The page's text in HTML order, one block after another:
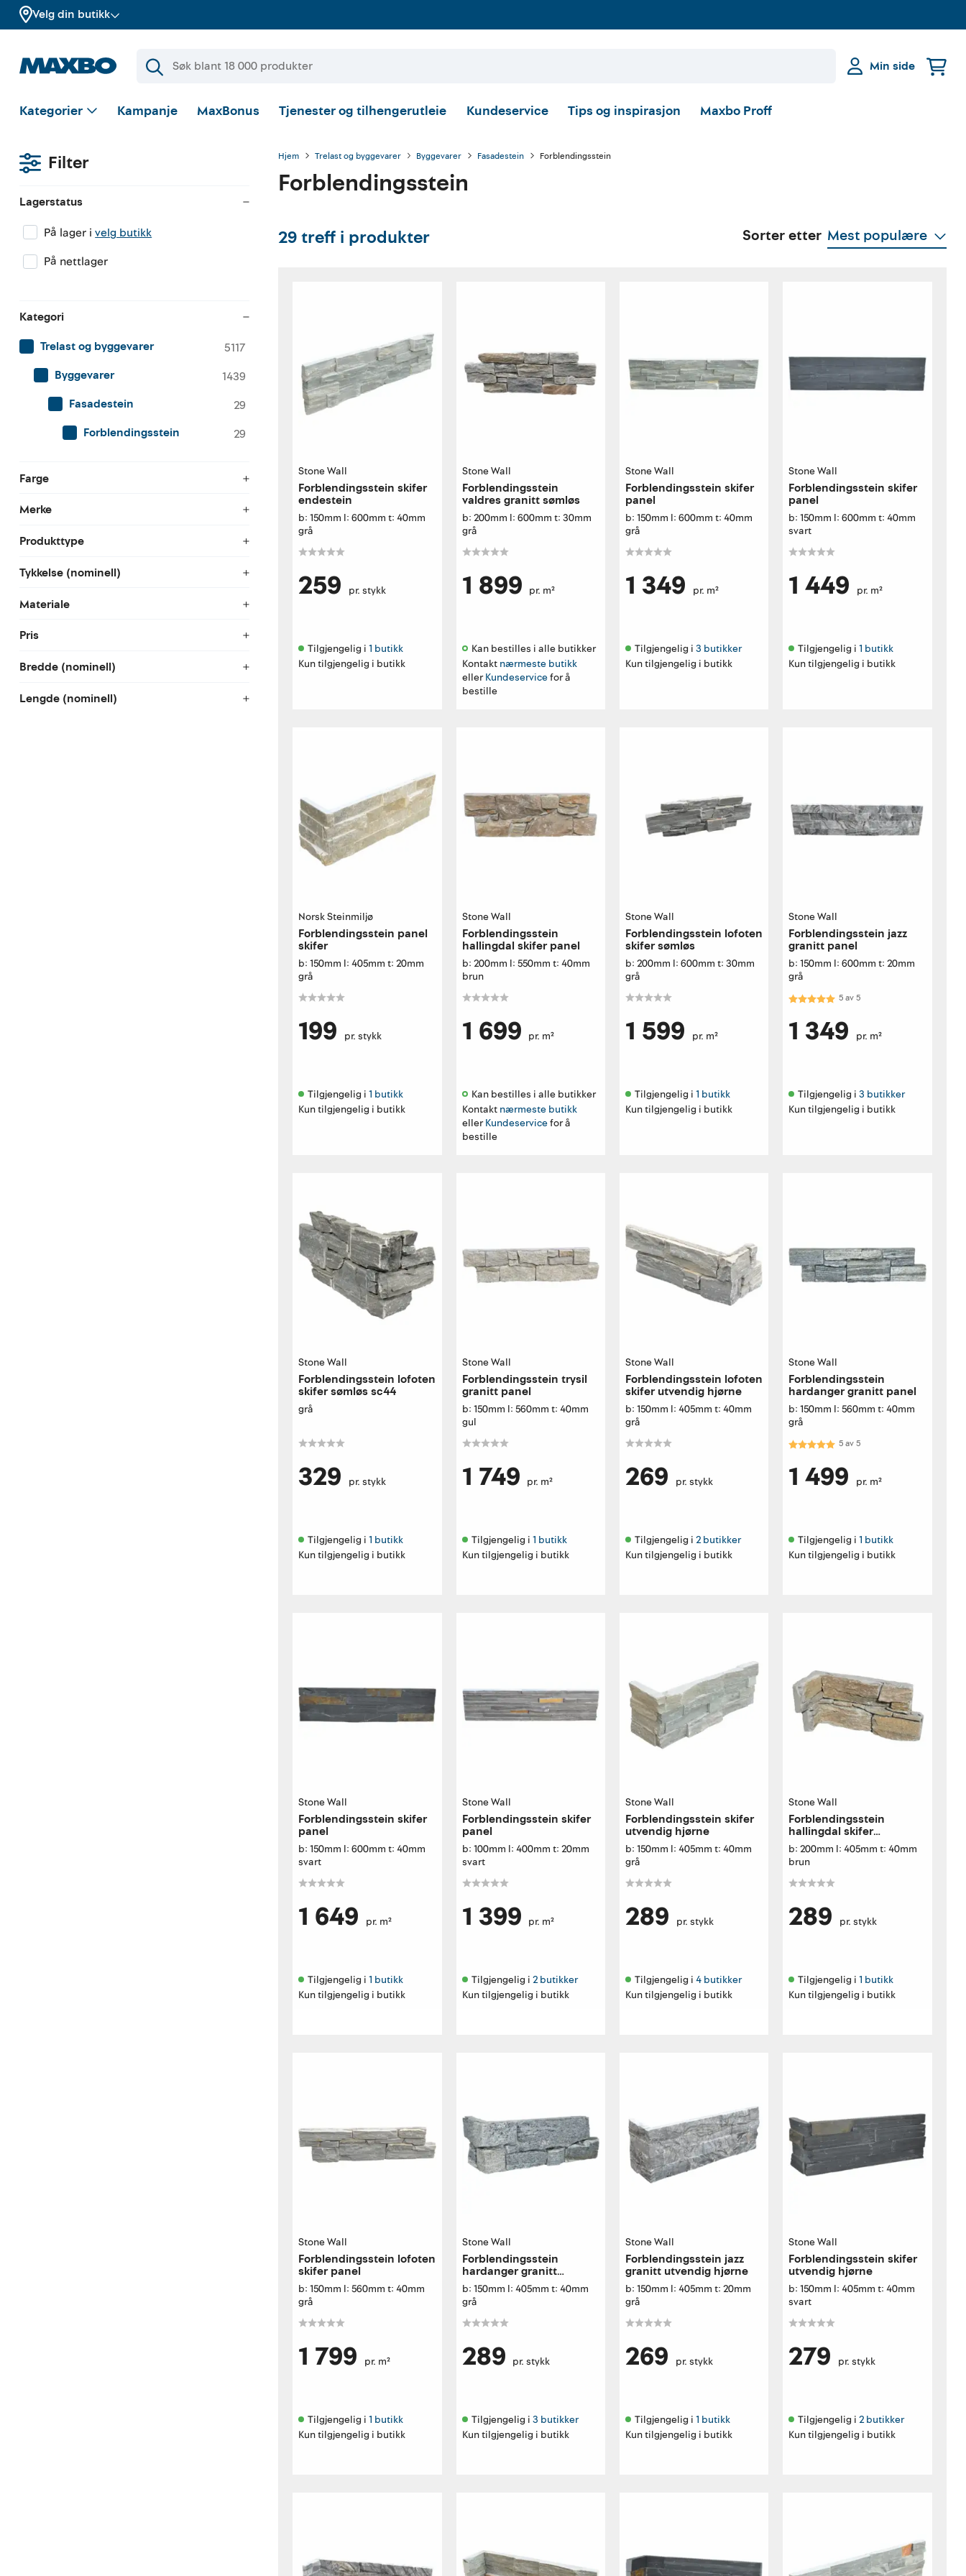
Velg din butikk
Min side
Kategorier Kampanje MaxBonus Tjenester og tilhengerutleie Kundeservice Tips og inspirasjon Maxbo Proff
Filter
Lagerstatus
På lager ivelg butikk
På nettlager
Kategori
Trelast og byggevarer
5117
Byggevarer
1439
Fasadestein
29
Forblendingsstein
29
Farge
Merke
Produkttype
Tykkelse (nominell)
Materiale
Pris
Bredde (nominell)
Lengde (nominell)
Hjem Trelast og byggevarer Byggevarer Fasadestein Forblendingsstein
Forblendingsstein
29treff i produkter Sorter etter Mest populære
Stone Wall
Forblendingsstein skifer
endestein
b: 150mm l: 600mm t: 40mm
grå
259 pr. stykk
Tilgjengelig i 1 butikk
Kun tilgjengelig i butikk
Stone Wall
Forblendingsstein
valdres granitt sømløs
b: 200mm l: 600mm t: 30mm
grå
1 899 pr. m²
Kan bestilles i alle butikker
Kontakt nærmeste butikk
ellerKundeservicefor å
bestille
Stone Wall
Forblendingsstein skifer
panel
b: 150mm l: 600mm t: 40mm
grå
1 349 pr. m²
Tilgjengelig i 3 butikker
Kun tilgjengelig i butikk
Stone Wall
Forblendingsstein skifer
panel
b: 150mm l: 600mm t: 40mm
svart
1 449 pr. m²
Tilgjengelig i 1 butikk
Kun tilgjengelig i butikk
Norsk Steinmiljø
Forblendingsstein panel
skifer
b: 150mm l: 405mm t: 20mm
grå
199 pr. stykk
Tilgjengelig i 1 butikk
Kun tilgjengelig i butikk
Stone Wall
Forblendingsstein
hallingdal skifer panel
b: 200mm l: 550mm t: 40mm
brun
1 699 pr. m²
Kan bestilles i alle butikker
Kontakt nærmeste butikk
ellerKundeservicefor å
bestille
Stone Wall
Forblendingsstein lofoten
skifer sømløs
b: 200mm l: 600mm t: 30mm
grå
1 599 pr. m²
Tilgjengelig i 1 butikk
Kun tilgjengelig i butikk
Stone Wall
Forblendingsstein jazz
granitt panel
b: 150mm l: 600mm t: 20mm
grå
Karakter:5.0 av 5 mulige
5av5
1 349 pr. m²
Tilgjengelig i 3 butikker
Kun tilgjengelig i butikk
Stone Wall
Forblendingsstein lofoten
skifer sømløs sc44
grå
329 pr. stykk
Tilgjengelig i 1 butikk
Kun tilgjengelig i butikk
Stone Wall
Forblendingsstein trysil
granitt panel
b: 150mm l: 560mm t: 40mm
gul
1 749 pr. m²
Tilgjengelig i 1 butikk
Kun tilgjengelig i butikk
Stone Wall
Forblendingsstein lofoten
skifer utvendig hjørne
b: 150mm l: 405mm t: 40mm
grå
269 pr. stykk
Tilgjengelig i 2 butikker
Kun tilgjengelig i butikk
Stone Wall
Forblendingsstein
hardanger granitt panel
b: 150mm l: 560mm t: 40mm
grå
Karakter:5.0 av 5 mulige
5av5
1 499 pr. m²
Tilgjengelig i 1 butikk
Kun tilgjengelig i butikk
Stone Wall
Forblendingsstein skifer
panel
b: 150mm l: 600mm t: 40mm
svart
1 649 pr. m²
Tilgjengelig i 1 butikk
Kun tilgjengelig i butikk
Stone Wall
Forblendingsstein skifer
panel
b: 100mm l: 400mm t: 20mm
svart
1 399 pr. m²
Tilgjengelig i 2 butikker
Kun tilgjengelig i butikk
Stone Wall
Forblendingsstein skifer
utvendig hjørne
b: 150mm l: 405mm t: 40mm
grå
289 pr. stykk
Tilgjengelig i 4 butikker
Kun tilgjengelig i butikk
Stone Wall
Forblendingsstein
hallingdal skifer
innvendig hjørne
b: 200mm l: 405mm t: 40mm
brun
289 pr. stykk
Tilgjengelig i 1 butikk
Kun tilgjengelig i butikk
Stone Wall
Forblendingsstein lofoten
skifer panel
b: 150mm l: 560mm t: 40mm
grå
1 799 pr. m²
Tilgjengelig i 1 butikk
Kun tilgjengelig i butikk
Stone Wall
Forblendingsstein
hardanger granitt
utvendig hjørne
b: 150mm l: 405mm t: 40mm
grå
289 pr. stykk
Tilgjengelig i 3 butikker
Kun tilgjengelig i butikk
Stone Wall
Forblendingsstein jazz
granitt utvendig hjørne
b: 150mm l: 405mm t: 20mm
grå
269 pr. stykk
Tilgjengelig i 1 butikk
Kun tilgjengelig i butikk
Stone Wall
Forblendingsstein skifer
utvendig hjørne
b: 150mm l: 405mm t: 40mm
svart
279 pr. stykk
Tilgjengelig i 2 butikker
Kun tilgjengelig i butikk